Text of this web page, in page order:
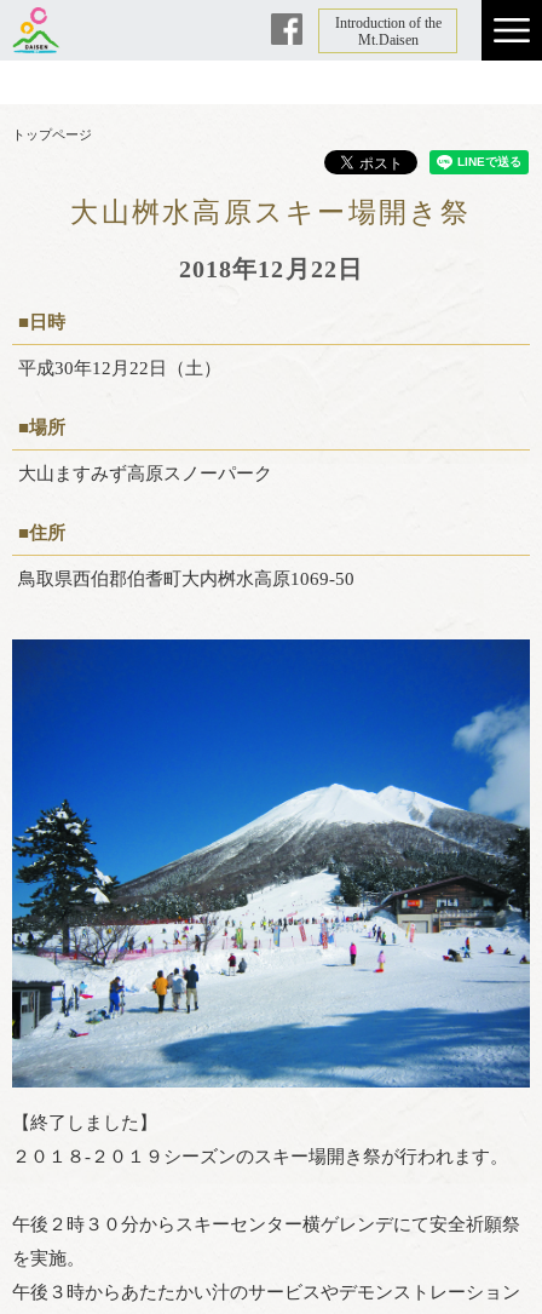
Facebook
Introduction of the
Mt.Daisen
トップページ
大山桝水高原スキー場開き祭
2018年12月22日
■日時
平成30年12月22日（土）
■場所
大山ますみず高原スノーパーク
■住所
鳥取県西伯郡伯耆町大内桝水高原1069-50
【終了しました】
２０１８-２０１９シーズンのスキー場開き祭が行われます。
午後２時３０分からスキーセンター横ゲレンデにて安全祈願祭
を実施。
午後３時からあたたかい汁のサービスやデモンストレーション